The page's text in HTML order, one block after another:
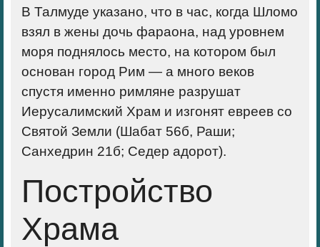
В Талмуде указано, что в час, когда Шломо
взял в жены дочь фараона, над уровнем
моря поднялось место, на котором был
основан город Рим — а много веков
спустя именно римляне разрушат
Иерусалимский Храм и изгонят евреев со
Святой Земли (Шабат 56б, Раши;
Санхедрин 21б; Седер адорот).
Постройство
Храма